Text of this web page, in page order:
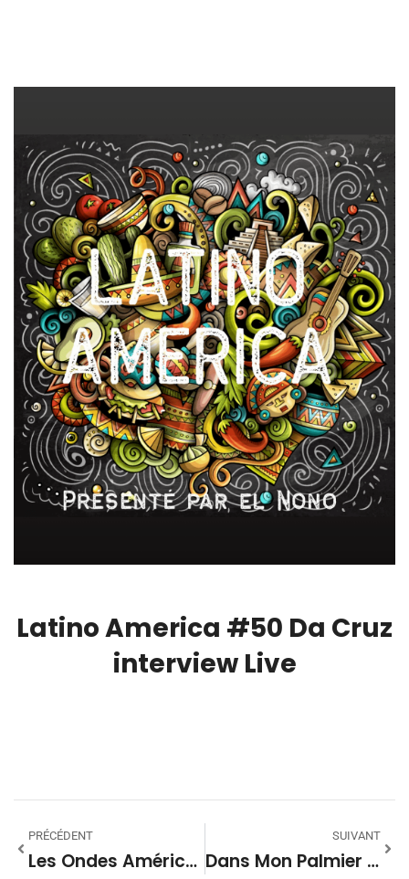
Latino America #50 Da Cruz
interview Live
PRÉCÉDENT
Les Ondes Américaines #114 Milwaukee 01
SUIVANT
Dans Mon Palmier #38 – Saison 09